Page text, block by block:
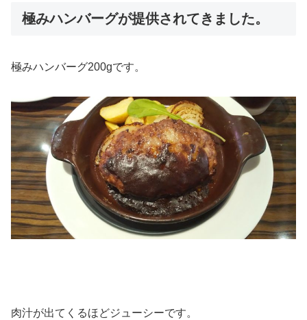
極みハンバーグが提供されてきました。
極みハンバーグ200gです。
肉汁が出てくるほどジューシーです。